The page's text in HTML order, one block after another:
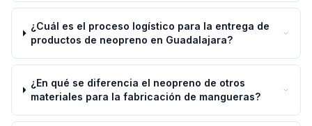
¿Cuál es el proceso logístico para la entrega de
productos de neopreno en Guadalajara?
¿En qué se diferencia el neopreno de otros
materiales para la fabricación de mangueras?